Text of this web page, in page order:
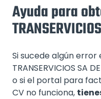
Ayuda para
Si sucede algún
TRANSERVICIOS SA
o si el portal para
CV no funciona,